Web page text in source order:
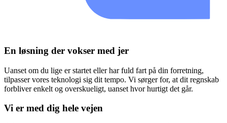
En løsning der vokser med jer
Uanset om du lige er startet eller har fuld fart på din forretning,
tilpasser vores teknologi sig dit tempo. Vi sørger for, at dit regnskab
forbliver enkelt og overskueligt, uanset hvor hurtigt det går.
Vi er med dig hele vejen